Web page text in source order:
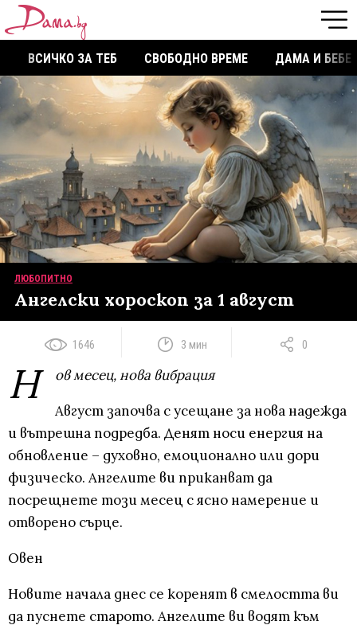
ВСИЧКО ЗА ТЕБ СВОБОДНО ВРЕМЕ ДАМА И БЕБЕ
ЛЮБОПИТНО
Ангелски хороскоп за 1 август
1646 3 мин 0
Н ов месец, нова вибрация
Август започва с усещане за нова надежда
и вътрешна подредба. Денят носи енергия на
обновление – духовно, емоционално или дори
физическо. Ангелите ви приканват да
посрещнете този месец с ясно намерение и
отворено сърце.
Овен
Новите начала днес се коренят в смелостта ви
да пуснете старото. Ангелите ви водят към